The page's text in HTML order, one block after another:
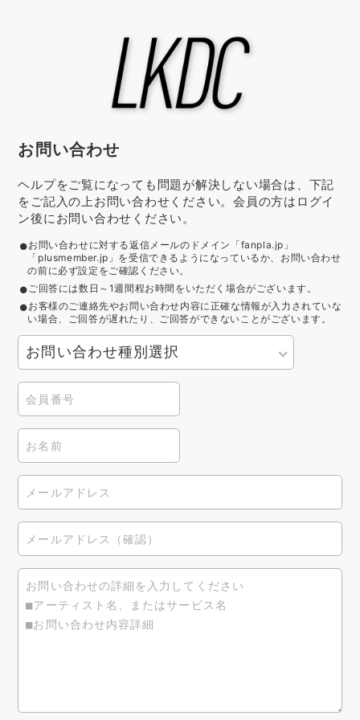
お問い合わせ
ヘルプをご覧になっても問題が解決しない場合は、下記
をご記入の上お問い合わせください。会員の方はログイ
ン後にお問い合わせください。
お問い合わせに対する返信メールのドメイン「fanpla.jp」
「plusmember.jp」を受信できるようになっているか、お問い合わせ
の前に必ず設定をご確認ください。
ご回答には数日～1週間程お時間をいただく場合がございます。
お客様のご連絡先やお問い合わせ内容に正確な情報が入力されていな
い場合、ご回答が遅れたり、ご回答ができないことがございます。